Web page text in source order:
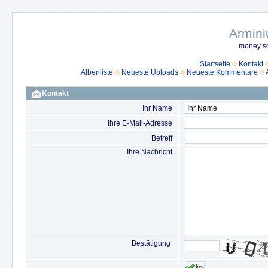
money
Startseite
Kontakt
Albenliste
Neueste Uploads Neueste Kommentare
Kontakt
Ihr Name
Ihre E-Mail-Adresse
Betreff
Ihre Nachricht
Bestätigung